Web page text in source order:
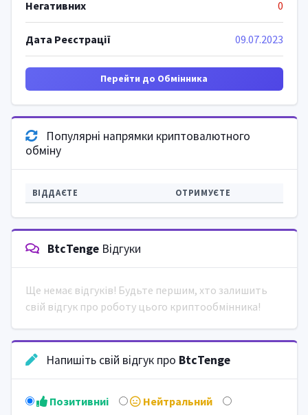
Негативних 0
Дата Реєстрації 09.07.2023
Перейти до Обмінника
Популярні напрямки криптовалютного
обміну
ВІДДАЄТЕ ОТРИМУЄТЕ
BtcTengeВідгуки
Ще немає відгуків! Будьте першим, хто залишить
свій відгук про роботу цього криптообмінника!
Напишіть свій відгук про BtcTenge
Позитивниi
Нейтральний